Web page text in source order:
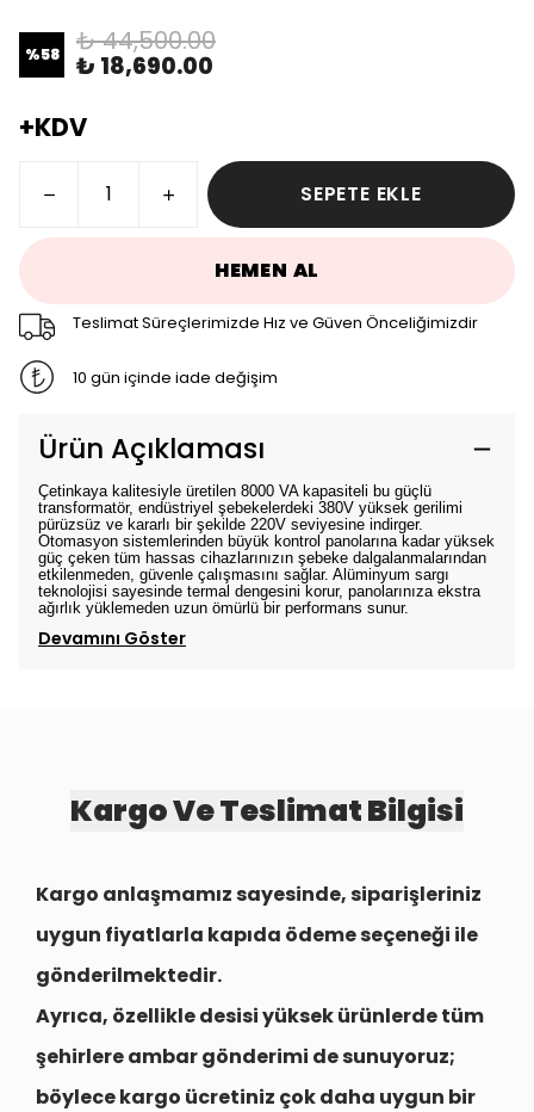
%58 ₺ 44,500.00
₺ 18,690.00
+KDV
SEPETE EKLE
HEMEN AL
Teslimat Süreçlerimizde Hız ve Güven Önceliğimizdir
10 gün içinde iade değişim
Ürün Açıklaması
Çetinkaya kalitesiyle üretilen 8000 VA kapasiteli bu güçlü
transformatör, endüstriyel şebekelerdeki 380V yüksek gerilimi
pürüzsüz ve kararlı bir şekilde 220V seviyesine indirger.
Otomasyon sistemlerinden büyük kontrol panolarına kadar yüksek
güç çeken tüm hassas cihazlarınızın şebeke dalgalanmalarından
etkilenmeden, güvenle çalışmasını sağlar. Alüminyum sargı
teknolojisi sayesinde termal dengesini korur, panolarınıza ekstra
ağırlık yüklemeden uzun ömürlü bir performans sunur.
Devamını Göster
Kargo Ve Teslimat Bilgisi
Kargo anlaşmamız sayesinde, siparişleriniz
uygun fiyatlarla kapıda ödeme seçeneği ile
gönderilmektedir.
Ayrıca, özellikle desisi yüksek ürünlerde tüm
şehirlereambar gönderimi de sunuyoruz;
böylece kargo ücretiniz çok daha uygun bir